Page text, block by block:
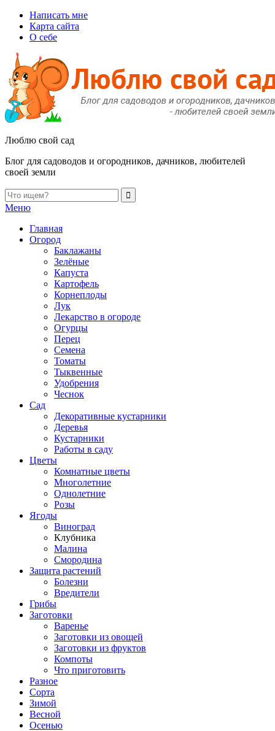
Написать мне
Карта сайта
О себе
Люблю свой сад
Блог для садоводов и огородников, дачников, любителей
своей земли
Меню
Главная
Огород
Баклажаны
Зелёные
Капуста
Картофель
Корнеплоды
Лук
Лекарство в огороде
Огурцы
Перец
Семена
Томаты
Тыквенные
Удобрения
Чеснок
Сад
Декоративные кустарники
Деревья
Кустарники
Работы в саду
Цветы
Комнатные цветы
Многолетние
Однолетние
Розы
Ягоды
Виноград
Клубника
Малина
Смородина
Защита растений
Болезни
Вредители
Грибы
Заготовки
Варенье
Заготовки из овощей
Заготовки из фруктов
Компоты
Что приготовить
Разное
Сорта
Зимой
Весной
Осенью